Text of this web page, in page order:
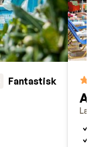
Fantastisk